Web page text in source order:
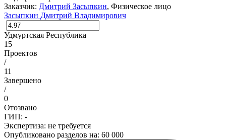
Заказчик: Дмитрий Засыпкин, Физическое лицо
Засыпкин Дмитрий Владимирович
Удмуртская Республика
15
Проектов
/
11
Завершено
/
0
Отозвано
ГИП: -
Экспертиза: не требуется
Опубликовано разделов на: 60 000